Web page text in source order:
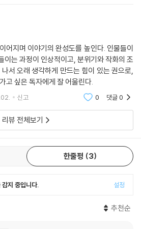
어지며 이야기의 완성도를 높인다. 인물들이
이는 과정이 인상적이고, 분위기와 작화의 조
서 오래 생각하게 만드는 힘이 있는 권으로,
고 싶은 독자에게 잘 어울린다.
신고 0 댓글0
리뷰 전체보기
한줄평 3
지 중입니다. 설정
추천순